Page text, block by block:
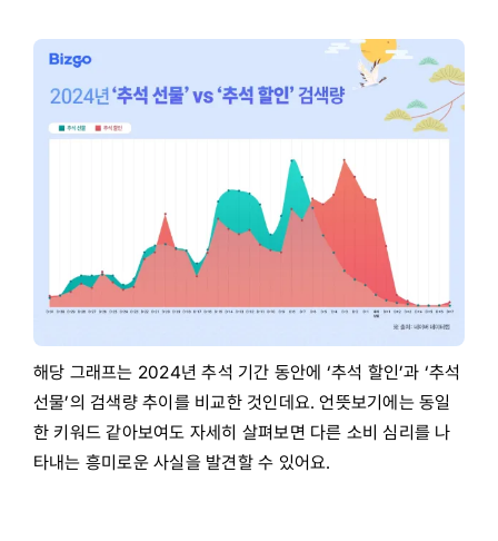
해당 그래프는 2024년 추석 기간 동안에 ‘추석 할인’과 ‘추석
선물’의 검색량 추이를 비교한 것인데요. 언뜻보기에는 동일
한 키워드 같아보여도 자세히 살펴보면 다른 소비 심리를 나
타내는 흥미로운 사실을 발견할 수 있어요.